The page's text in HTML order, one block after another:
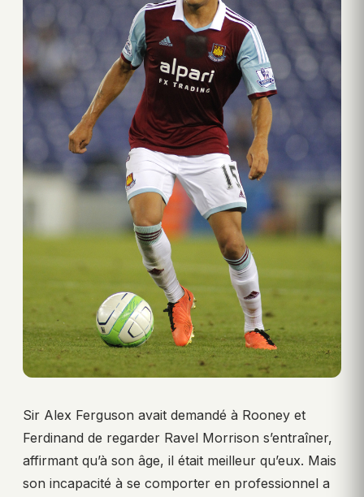
Sir Alex Ferguson avait demandé à Rooney et
Ferdinand de regarder Ravel Morrison s’entraîner,
affirmant qu’à son âge, il était meilleur qu’eux. Mais
son incapacité à se comporter en professionnel a